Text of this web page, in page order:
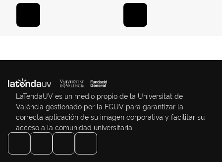
LaTendaUV es un medio propio de la Universitat de
València gestionado por la FGUV para garantizar la
correcta aplicación de su imagen corporativa y facilitar su
acceso a la comunidad universitaria